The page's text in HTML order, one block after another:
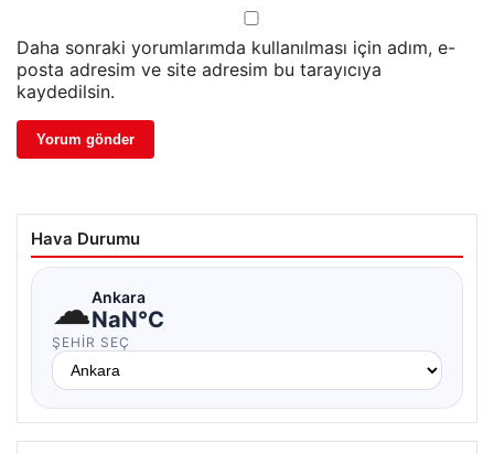
Daha sonraki yorumlarımda kullanılması için adım, e-
posta adresim ve site adresim bu tarayıcıya
kaydedilsin.
Hava Durumu
☁Ankara
NaN°C
ŞEHIR SEÇ